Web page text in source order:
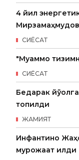
4 йил
СИËСАТ
"Муаммо
СИËСАТ
Бедарак
топилди
ЖАМИЯТ
Инфантино
мурожаат қилди